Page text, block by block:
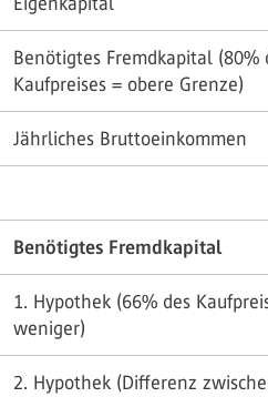
Benötigtes Fremdkapital (80%
Kaufpreises = obere Grenze)
Jährliches Bruttoeinkommen
Benötigtes Fremdkapital
1. Hypothek (66% des
weniger)
2. Hypothek (Differenz